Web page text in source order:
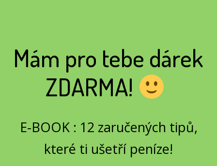
Mám pro tebe dárek
ZDARMA!
E-BOOK : 12 zaručených tipů,
které ti ušetří peníze!